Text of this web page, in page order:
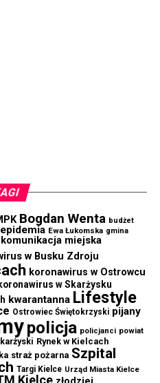
Bogdan Wenta budżet
epidemia Ewa Łukomska gmina
komunikacja miejska
w Busku Zdroju
koronawirus w Ostrowcu
koronawirus w Skarżysku
kwarantanna Lifestyle
Ostrowiec Świętokrzyski pijany
policja policjanci powiat
Rynek w Kielcach
straż pożarna Szpital
Targi Kielce Urząd Miasta Kielce
Kielce złodziej